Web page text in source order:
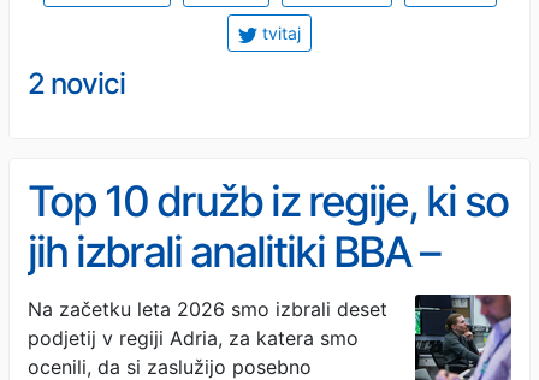
tvitaj
2 novici
Top 10 družb iz regije, ki so
jih izbrali analitiki BBA –
kako donosne so bile
delnice
Na začetku leta 2026 smo izbrali deset
podjetij v regiji Adria, za katera smo
ocenili, da si zaslužijo posebno